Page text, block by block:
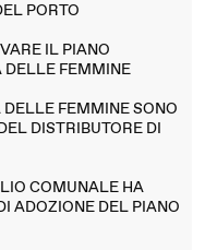
PORTO
IL PIANO
DELLE FEMMINE
DELLE FEMMINE SONO
DISTRIBUTORE DI
COMUNALE HA
ADOZIONE DEL PIANO